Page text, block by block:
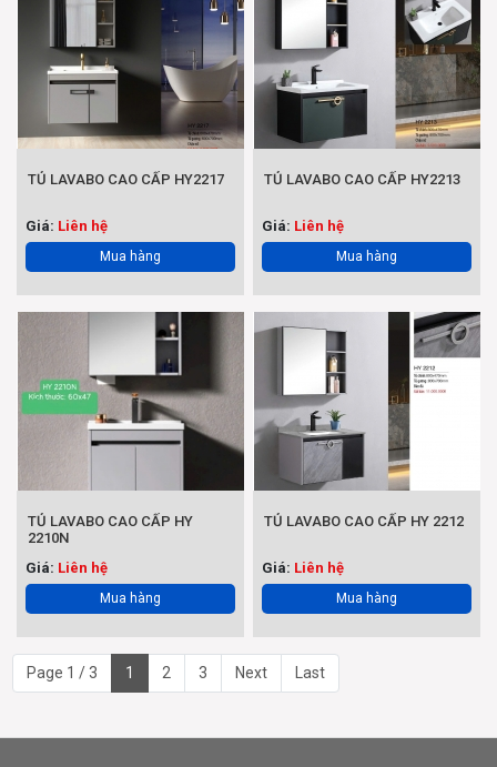
TỦ LAVABO CAO CẤP HY2217
Giá: Liên hệ
Mua hàng
TỦ LAVABO CAO CẤP HY2213
Giá: Liên hệ
Mua hàng
TỦ LAVABO CAO CẤP HY
2210N
Giá: Liên hệ
Mua hàng
TỦ LAVABO CAO CẤP HY 2212
Giá: Liên hệ
Mua hàng
Page 1 / 3 1 2 3 Next Last